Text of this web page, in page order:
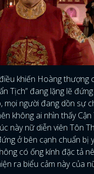
khiến Hoàng thượng
Tịch” đang lặng lẽ
mọi người đang dồn sự
không ai nhìn thấy
này nữ diễn viên Tôn
ở bên cạnh chuẩn bị
có ống kính đặc tả
ra biểu cảm này của